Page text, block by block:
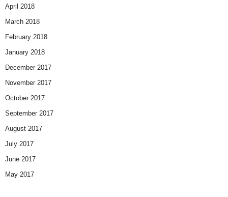
April 2018
March 2018
February 2018
January 2018
December 2017
November 2017
October 2017
September 2017
August 2017
July 2017
June 2017
May 2017